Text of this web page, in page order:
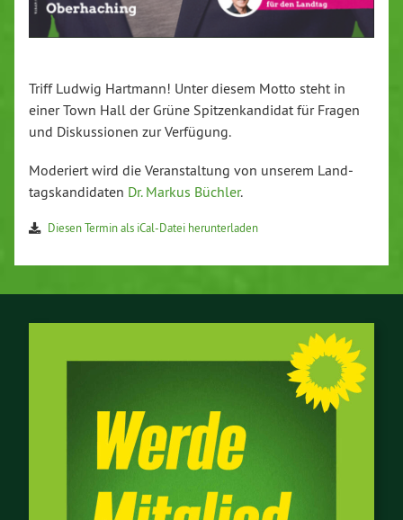
Triff Ludwig Hartmann! Unter diesem Motto steht in
einer Town Hall der Grüne Spit­zen­kan­di­dat für Fragen
und Dis­kus­sio­nen zur Verfügung.
Moderiert wird die Ver­an­stal­tung von unserem Land­
tags­kan­di­da­ten Dr. Markus Büchler.
Diesen Termin als iCal-Da­tei her­un­ter­la­den